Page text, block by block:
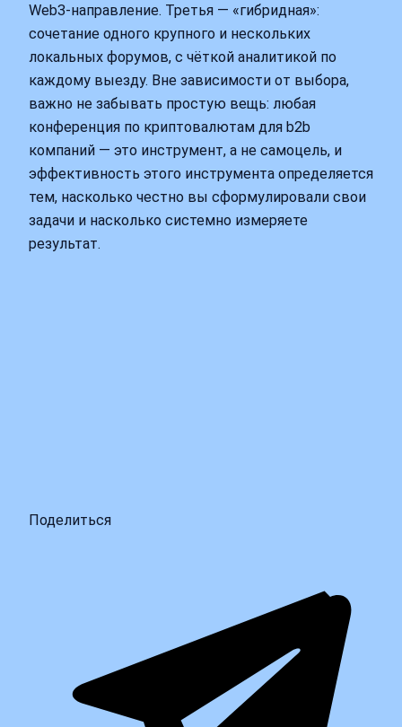
Web3‑направление. Третья — «гибридная»:
сочетание одного крупного и нескольких
локальных форумов, с чёткой аналитикой по
каждому выезду. Вне зависимости от выбора,
важно не забывать простую вещь: любая
конференция по криптовалютам для b2b
компаний — это инструмент, а не самоцель, и
эффективность этого инструмента определяется
тем, насколько честно вы сформулировали свои
задачи и насколько системно измеряете
результат.
Поделиться